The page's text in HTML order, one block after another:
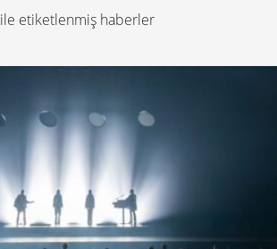
ile etiketlenmiş haberler